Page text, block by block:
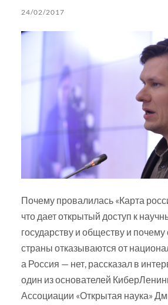
24/02/2017
Почему провалилась «Карта
что дает открытый доступ к
государству и обществу и
страны отказываются от
а Россия — нет, рассказал в
один из основателей
Ассоциации «Открытая наука»